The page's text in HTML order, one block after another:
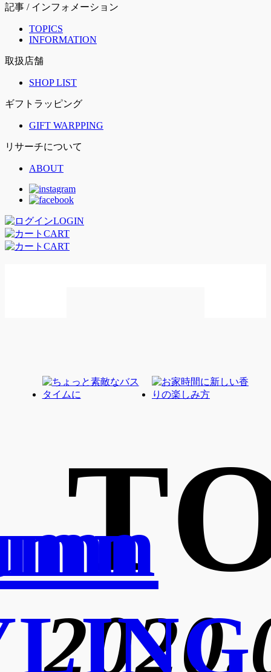
記事 / インフォメーション
TOPICS
INFORMATION
取扱店舗
SHOP LIST
ギフトラッピング
GIFT WARPPING
リサーチについて
ABOUT
LOGIN
CART
CART